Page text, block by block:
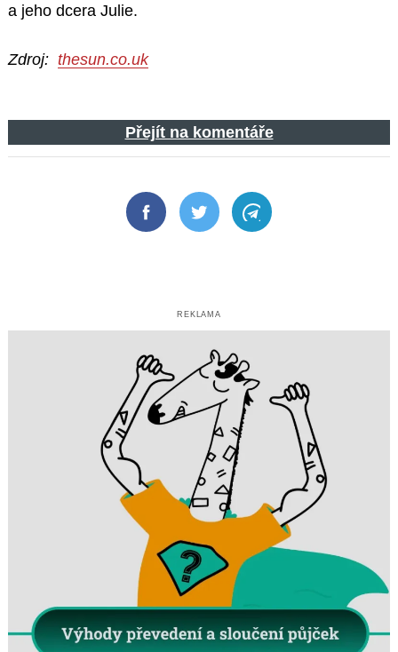
a jeho dcera Julie.
Zdroj: thesun.co.uk
Přejít na komentáře
FacebookTwitter Telegram
REKLAMA